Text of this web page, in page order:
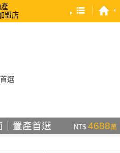
盟店
依建物坪數 大 → 小
依土地坪數 大 → 小
｜置產首選 NT$ 4688萬